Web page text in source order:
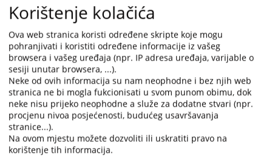
the
question
mark
key
to
get
the
keyboard
shortcuts
for
changing
the
question
mark
key
to
get
the
keyboard
shortcuts
for
changing
13.01.2014.
22.09.2009.
Osnovni tekst Zakona o sudskim taksama Ze-do kantona i
upute za uplatu sudske takse
Korištenje kolačića
Ova web stranica koristi određene skripte koje mogu
pohranjivati i koristiti određene informacije iz vašeg
browsera i vašeg uređaja (npr. IP adresa uređaja, varijable o
sesiji unutar browsera, ...).
Neke od ovih informacija su nam neophodne i bez njih web
stranica ne bi mogla fukcionisati u svom punom obimu, dok
neke nisu prijeko neophodne a služe za dodatne stvari (npr.
procjenu nivoa posjećenosti, budućeg usavršavanja
stranice...).
Na ovom mjestu možete dozvoliti ili uskratiti pravo na
korištenje tih informacija.